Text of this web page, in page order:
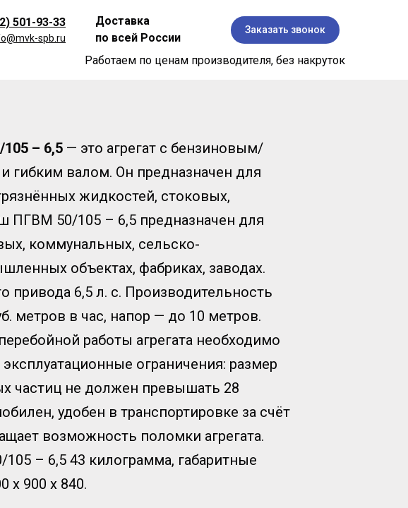
501-93-33
spb.ru
Доставка
по всей России
Заказать звонок
Работаем по ценам производителя, без накруток
105 – 6,5 — это агрегат с бензиновым/
гибким валом. Он предназначен для
жидкостей, стоковых,
ПГВМ 50/105 – 6,5 предназначен для
коммунальных, сельско-
объектах, фабриках, заводах.
привода 6,5 л. с. Производительность
метров в час, напор — до 10 метров.
работы агрегата необходимо
ограничения: размер
частиц не должен превышать 28
удобен в транспортировке за счёт
возможность поломки агрегата.
– 6,5 43 килограмма, габаритные
х 900 х 840.